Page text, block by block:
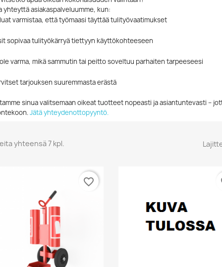
yhteyttä asiakaspalveluumme, kun:
varmistaa, että työmaasi täyttää tulityövaatimukset
sopivaa tulityökärryä tiettyyn käyttökohteeseen
varma, mikä sammutin tai peitto soveltuu parhaiten tarpeeseesi
tarjouksen suuremmasta erästä
sinua valitsemaan oikeat tuotteet nopeasti ja asiantuntevasti –
Jätä yhteydenottopyyntö.
yhteensä 7 kpl.
favorite_border